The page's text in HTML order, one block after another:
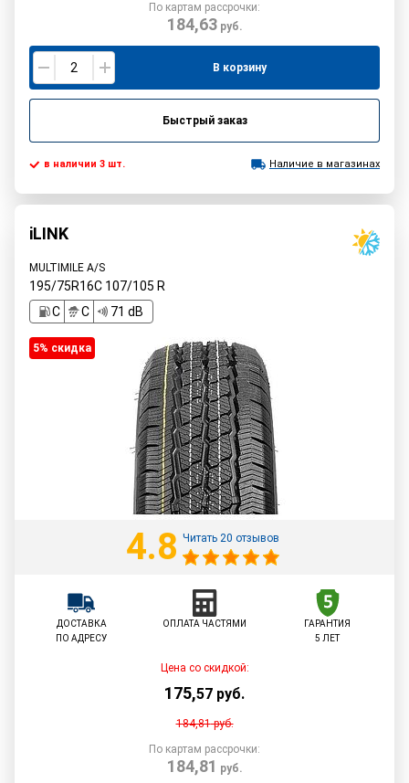
По картам рассрочки:
184,63руб.
В корзину
Быстрый заказ
в наличии 3 шт. Наличие в магазинах
iLINK
MULTIMILE A/S
195/75R16C 107/105 R
C
C 71 dB
5% cкидка
4.8 Читать 20 отзывов
ДОСТАВКА
ПО АДРЕСУ
ОПЛАТА ЧАСТЯМИ
ГАРАНТИЯ
5 ЛЕТ
Цена со скидкой:
175,57 руб.
184,81руб.
По картам рассрочки:
184,81 руб.